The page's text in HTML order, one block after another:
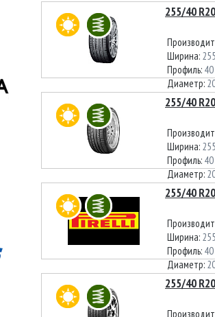
255/40
Ширина: 255
Профиль: 40
Диаметр:
255/40
Ширина: 255
Профиль: 40
Диаметр:
255/40
Ширина: 255
Профиль: 40
Диаметр:
255/40